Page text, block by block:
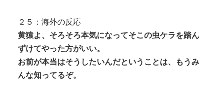
２５：海外の反応
黄猿よ、そろそろ本気になってそこの虫ケラを踏ん
ずけてやった方がいい。
お前が本当はそうしたいんだということは、もうみ
んな知ってるぞ。